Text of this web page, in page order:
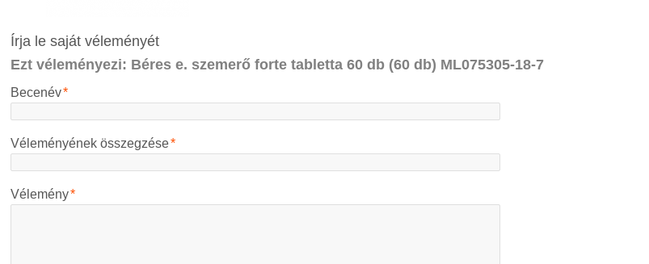
Írja le saját véleményét
Ezt véleményezi: Béres e. szemerő forte tabletta 60 db (60 db) ML075305-18-7
*
Becenév
*
Véleményének összegzése
*
Vélemény